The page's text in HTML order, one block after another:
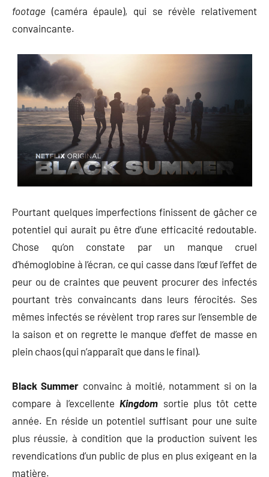
footage (caméra épaule), qui se révèle relativement
convaincante.
Pourtant quelques imperfections finissent de gâcher ce
potentiel qui aurait pu être d’une efficacité redoutable.
Chose qu’on constate par un manque cruel
d’hémoglobine à l’écran, ce qui casse dans l’œuf l’effet de
peur ou de craintes que peuvent procurer des infectés
pourtant très convaincants dans leurs férocités. Ses
mêmes infectés se révèlent trop rares sur l’ensemble de
la saison et on regrette le manque d’effet de masse en
plein chaos (qui n’apparaît que dans le final).
Black Summer convainc à moitié, notamment si on la
compare à l’excellente Kingdom sortie plus tôt cette
année. En réside un potentiel suffisant pour une suite
plus réussie, à condition que la production suivent les
revendications d’un public de plus en plus exigeant en la
matière.